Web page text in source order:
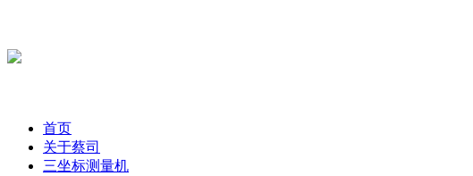
首页
关于蔡司
三坐标测量机